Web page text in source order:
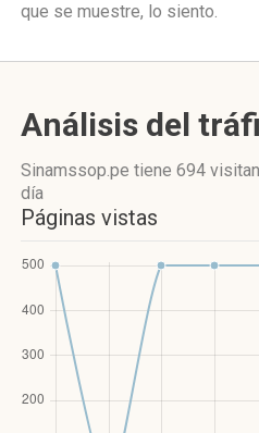
que se muestre, lo siento.
Análisis del
Sinamssop.pe tiene 694
día
Páginas vistas